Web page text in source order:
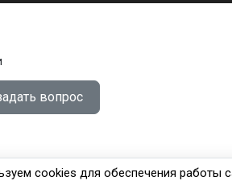
cookies для обеспечения работы
вопрос